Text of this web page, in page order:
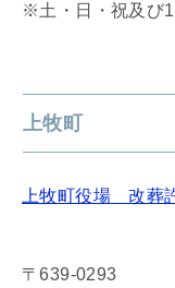
※土・日・祝及び
上牧町
上牧町役場 改葬
〒639-0293